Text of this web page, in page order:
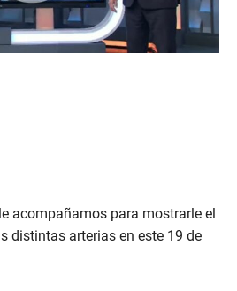
acompañamos para mostrarle el
distintas arterias en este 19 de